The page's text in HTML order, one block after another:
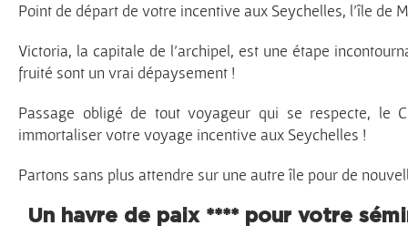
Point de départ de votre incentive aux Seychelles, l’île de
Victoria, la capitale de l’archipel, est une étape
fruité sont un vrai dépaysement !
Passage obligé de tout voyageur qui se respecte, le
immortaliser votre voyage incentive aux Seychelles !
Partons sans plus attendre sur une autre île pour de
Un havre de paix **** pour votre